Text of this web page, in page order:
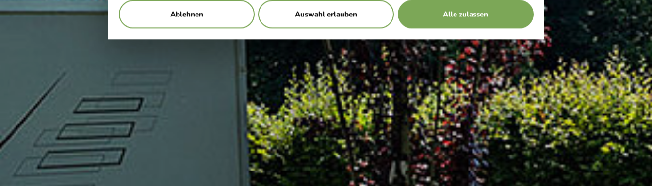
Ablehnen Auswahl erlauben Alle zulassen